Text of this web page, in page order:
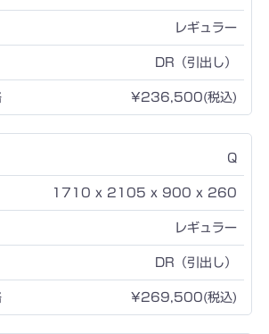
レギュラー
DR（引出し）
¥236,500(税込)
Q
1710 x 2105 x 900 x 260
レギュラー
DR（引出し）
¥269,500(税込)